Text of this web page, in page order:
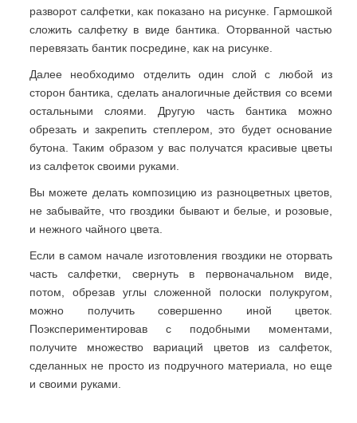
разворот салфетки, как показано на рисунке. Гармошкой
сложить салфетку в виде бантика. Оторванной частью
перевязать бантик посредине, как на рисунке.
Далее необходимо отделить один слой с любой из
сторон бантика, сделать аналогичные действия со всеми
остальными слоями. Другую часть бантика можно
обрезать и закрепить степлером, это будет основание
бутона. Таким образом у вас получатся красивые цветы
из салфеток своими руками.
Вы можете делать композицию из разноцветных цветов,
не забывайте, что гвоздики бывают и белые, и розовые,
и нежного чайного цвета.
Если в самом начале изготовления гвоздики не оторвать
часть салфетки, свернуть в первоначальном виде,
потом, обрезав углы сложенной полоски полукругом,
можно получить совершенно иной цветок.
Поэкспериментировав с подобными моментами,
получите множество вариаций цветов из салфеток,
сделанных не просто из подручного материала, но еще
и своими руками.